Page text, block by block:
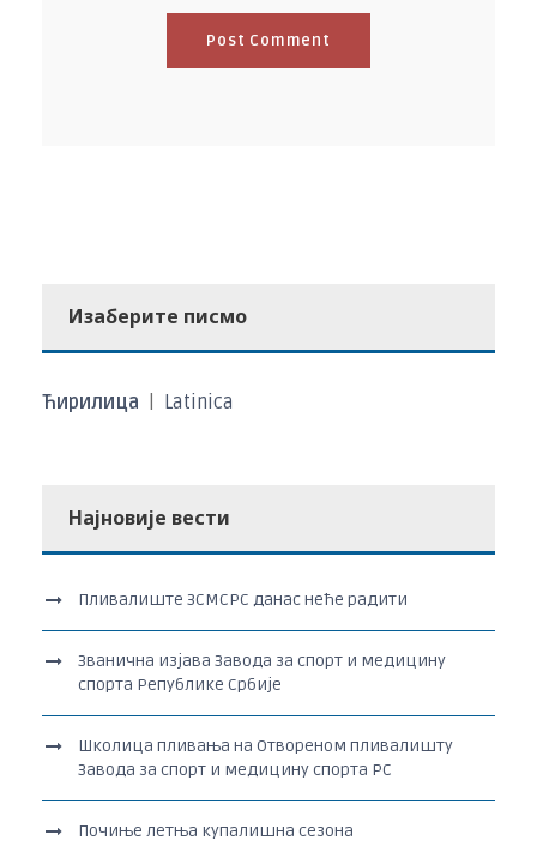
Изаберите писмо
Ћирилица Latinica
Најновије вести
Пливалиште ЗСМСРС данас неће радити
Званична изјава Завода за спорт и медицину
спорта Републике Србије
Школица пливања на Отвореном пливалишту
Завода за спорт и медицину спорта РС
Почиње летња купалишна сезона